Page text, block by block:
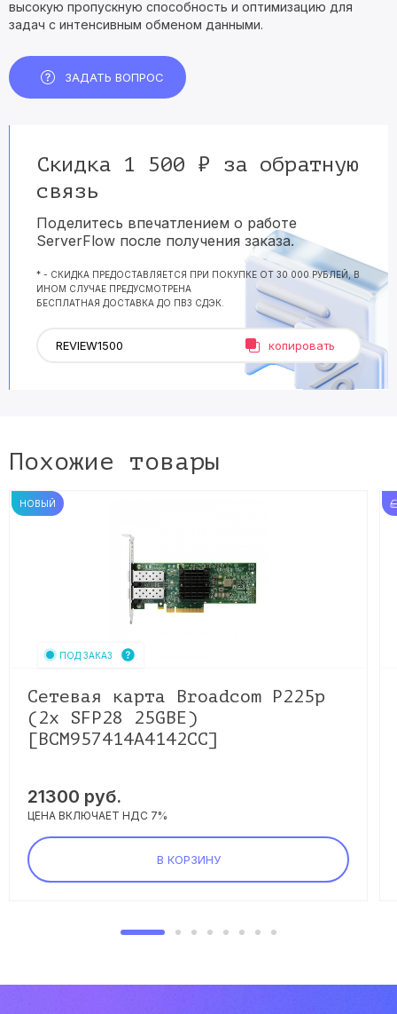
высокую пропускную способность и оптимизацию для
задач с интенсивным обменом данными.
ЗАДАТЬ ВОПРОС
Скидка 1 500 ₽ за обратную
связь
Поделитесь впечатлением о работе
ServerFlow после получения заказа.
* - СКИДКА ПРЕДОСТАВЛЯЕТСЯ ПРИ ПОКУПКЕ ОТ 30 000 РУБЛЕЙ, В
ИНОМ СЛУЧАЕ ПРЕДУСМОТРЕНА
БЕСПЛАТНАЯ ДОСТАВКА ДО ПВЗ СДЭК.
копировать
Похожие товары
НОВЫЙ
ПОД ЗАКАЗ
Сетевая карта Broadcom P225p
(2x SFP28 25GBE)
[BCM957414A4142CC]
21300 руб.
ЦЕНА ВКЛЮЧАЕТ НДС 7%
В КОРЗИНУ